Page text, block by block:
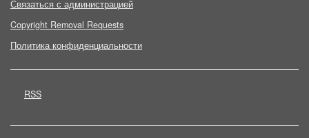
Связаться с администрацией
Copyright Removal Requests
Политика конфиденциальности
RSS